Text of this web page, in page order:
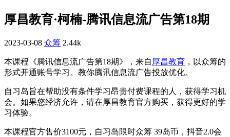
厚昌教育·柯楠-腾讯信息流广告第18期
2023-03-08 众筹 2.44k
本课程《腾讯信息流广告第18期》，来自 厚昌教育 ，以众筹的
形式开通账号学习。教你腾讯信息流广告投放优化。
自习岛旨在帮助没有条件学习昂贵付费课程的人，获得学习机
会。如果您经济允许，请在厚昌教育官方购买，获得更好的学
习体验。
本课程官方售价3100元，自习岛限时众筹 39岛币，抖音2.0会